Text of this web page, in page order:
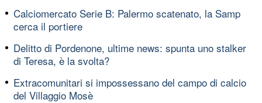
Calciomercato Serie B: Palermo scatenato, la Samp
cerca il portiere
Delitto di Pordenone, ultime news: spunta uno stalker
di Teresa, è la svolta?
Extracomunitari si impossessano del campo di calcio
del Villaggio Mosè